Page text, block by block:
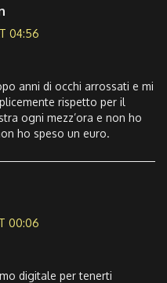
04:56
anni di occhi arrossati e mi
rispetto per il
ogni mezz’ora e non ho
ho speso un euro.
00:06
digitale per tenerti